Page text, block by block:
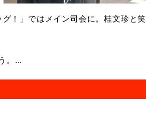
！」ではメイン司会に。桂文珍と笑
。...